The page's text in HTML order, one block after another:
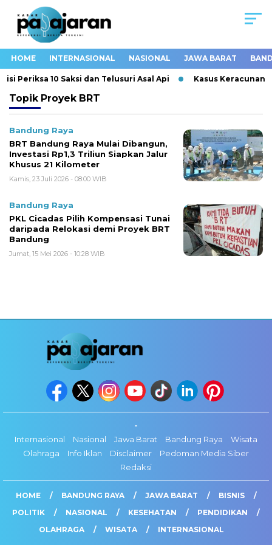
HOME INTERNASIONAL NASIONAL JAWA BARAT
Periksa 10 Saksi dan Telusuri Asal Api Kasus Keracunan
Topik Proyek BRT
Bandung Raya
BRT Bandung Raya Mulai Dibangun,
Investasi Rp1,3 Triliun Siapkan Jalur
Khusus 21 Kilometer
Kamis, 23 Juli 2026 - 08:00 WIB
Bandung Raya
PKL Cicadas Pilih Kompensasi Tunai
daripada Relokasi demi Proyek BRT
Bandung
Jumat, 15 Mei 2026 - 10:28 WIB
-
Internasional
Nasional Jawa Barat Bandung Raya
Wisata
Olahraga
Info Iklan Disclaimer
Pedoman Media Siber
Redaksi
HOME BANDUNG RAYA JAWA BARAT
BISNIS
POLITIK
NASIONAL KESEHATAN
PENDIDIKAN
OLAHRAGA
WISATA INTERNASIONAL